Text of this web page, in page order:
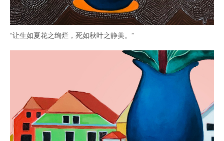
“让生如夏花之绚烂，死如秋叶之静美。”